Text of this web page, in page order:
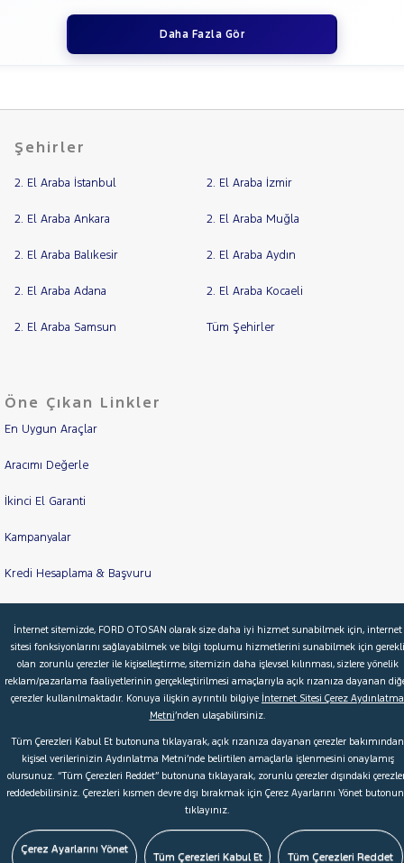
Daha Fazla Gör
Şehirler
2. El Araba İstanbul 2. El Araba İzmir
2. El Araba Ankara 2. El Araba Muğla
2. El Araba Balıkesir 2. El Araba Aydın
2. El Araba Adana 2. El Araba Kocaeli
2. El Araba Samsun Tüm Şehirler
Öne Çıkan Linkler
En Uygun Araçlar
Aracımı Değerle
İkinci El Garanti
Kampanyalar
Kredi Hesaplama & Başvuru
© 2026 Ford Türkiye Ford Kurumsal Hakkımızda
Şartlar & Kişisel Verilerin Korunması S.S.S. Faydalı Bağlantılar
Çerez Tercihleri
İnternet sitemizde, FORD OTOSAN olarak size daha iyi hizmet sunabilmek için, internet
sitesi fonksiyonlarını sağlayabilmek ve bilgi toplumu hizmetlerini sunabilmek için gerekli
olan zorunlu çerezler ile kişiselleştirme, sitemizin daha işlevsel kılınması, sizlere yönelik
reklam/pazarlama faaliyetlerinin gerçekleştirilmesi amaçlarıyla açık rızanıza dayanan
çerezler kullanılmaktadır. Konuya ilişkin ayrıntılı bilgiye İnternet Sitesi Çerez Aydınlatma
Metni’nden ulaşabilirsiniz.
Tüm Çerezleri Kabul Et butonuna tıklayarak, açık rızanıza dayanan çerezler bakımından
kişisel verilerinizin Aydınlatma Metni’nde belirtilen amaçlarla işlenmesini onaylamış
olursunuz. “Tüm Çerezleri Reddet” butonuna tıklayarak, zorunlu çerezler dışındaki
reddedebilirsiniz. Çerezleri kısmen devre dışı bırakmak için Çerez Ayarlarını Yönet
tıklayınız.
Çerez Ayarlarını Yönet
Tüm Çerezleri Kabul Et Tüm Çerezleri Reddet